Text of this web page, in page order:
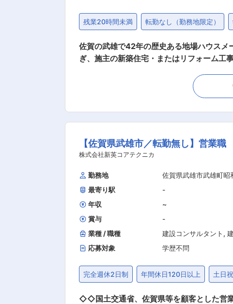
残業20時間未満 転勤なし（勤務地限定）
佐賀の武雄で42年の歴史ある地場ハウス
ぎ、施主の新築住宅・またはリフォーム工
務は工事計画打ち合わせ、見積算出、各
ち合わせや納品までを担当する点となり
5名（50代1名、40代3名、30代1名）、
■資格取得について： 資格をお持ちでなく
勤は車で20分圏内の方なども多いですが、
都合に応じて通勤を調整していただけます
んどない、地域密着型の実力派企業です。
【佐賀県武雄市／転勤無し】営業
株式会社新英コアテクニカ
勤務地
佐賀県武雄市武雄町昭
最寄り駅
-
年収
~
賞与
-
業種 / 職種
建設コンサルタント ,
応募対象
学歴不問
完全週休2日制 年間休日120日以上 土日
◇◇国土交通省、佐賀県等を顧客とした営